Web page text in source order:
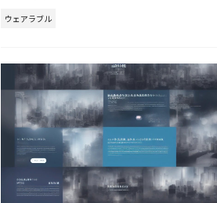
ウェアラブル